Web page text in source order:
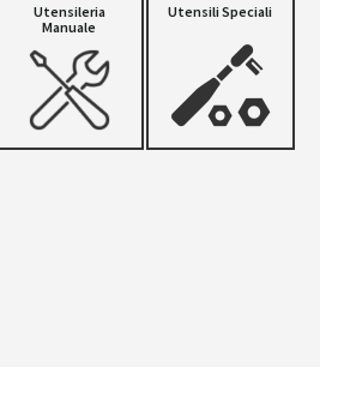
Utensileria
Manuale
Utensili Speciali